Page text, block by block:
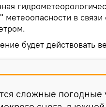
метеоопасности в
будет действовать
сложные погодные